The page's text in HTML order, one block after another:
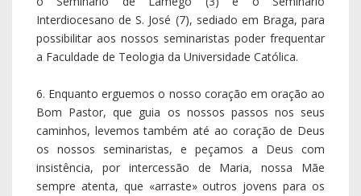
Interdiocesano de S. José (7), sediado em Braga, para
possibilitar aos nossos seminaristas poder frequentar
a Faculdade de Teologia da Universidade Católica.
6. Enquanto erguemos o nosso coração em oração ao
Bom Pastor, que guia os nossos passos nos seus
caminhos, levemos também até ao coração de Deus
os nossos seminaristas, e peçamos a Deus com
insistência, por intercessão de Maria, nossa Mãe
sempre atenta, que «arraste» outros jovens para os